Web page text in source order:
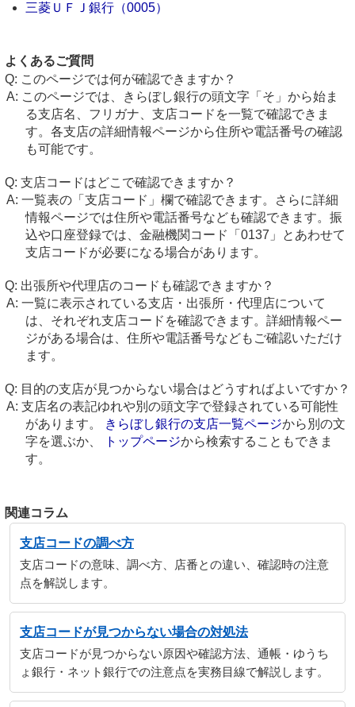
三菱ＵＦＪ銀行（0005）
よくあるご質問
このページでは何が確認できますか？
このページでは、きらぼし銀行の頭文字「そ」から始ま
る支店名、フリガナ、支店コードを一覧で確認できま
す。各支店の詳細情報ページから住所や電話番号の確認
も可能です。
支店コードはどこで確認できますか？
一覧表の「支店コード」欄で確認できます。さらに詳細
情報ページでは住所や電話番号なども確認できます。振
込や口座登録では、金融機関コード「0137」とあわせて
支店コードが必要になる場合があります。
出張所や代理店のコードも確認できますか？
一覧に表示されている支店・出張所・代理店について
は、それぞれ支店コードを確認できます。詳細情報ペー
ジがある場合は、住所や電話番号などもご確認いただけ
ます。
目的の支店が見つからない場合はどうすればよいですか？
支店名の表記ゆれや別の頭文字で登録されている可能性
があります。
きらぼし銀行の支店一覧ページから別の文
字を選ぶか、
トップページから検索することもできま
す。
関連コラム
支店コードの調べ方
支店コードの意味、調べ方、店番との違い、確認時の注意
点を解説します。
支店コードが見つからない場合の対処法
支店コードが見つからない原因や確認方法、通帳・ゆうち
ょ銀行・ネット銀行での注意点を実務目線で解説します。